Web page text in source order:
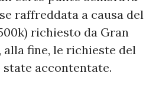
raffreddata a causa del
richiesto da Gran
alla fine, le richieste del
accontentate.